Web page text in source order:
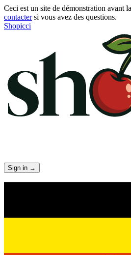
Ceci est un site de démonstration avant
contactersi vous avez des questions.
Shopicci
Sign in →